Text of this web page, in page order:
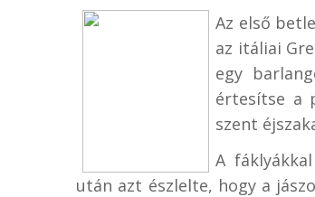
Az első
az itáliai
egy
értesítse a
szent
A
után azt észlelte, hogy a